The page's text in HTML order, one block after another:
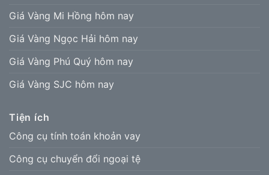
Giá Vàng Mi Hồng hôm nay
Giá Vàng Ngọc Hải hôm nay
Giá Vàng Phú Quý hôm nay
Giá Vàng SJC hôm nay
Tiện ích
Công cụ tính toán khoản vay
Công cụ chuyển đổi ngoại tệ